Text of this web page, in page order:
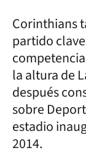
Corinthians
partido
la altura de
después
sobre
estadio
2014.